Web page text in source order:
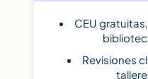
CEU
Revisiones